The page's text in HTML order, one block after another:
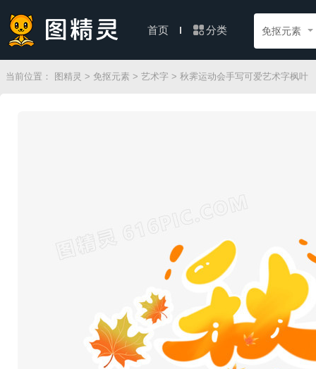
首页 分类 免抠元素
当前位置： 图精灵 > 免抠元素 > 艺术字 > 秋霁运动会手写可爱艺术字枫叶